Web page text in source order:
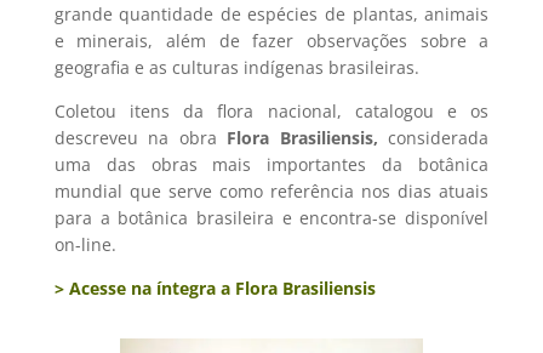
grande quantidade de espécies de plantas, animais
e minerais, além de fazer observações sobre a
geografia e as culturas indígenas brasileiras.
Coletou itens da flora nacional, catalogou e os
descreveu na obra Flora Brasiliensis, considerada
uma das obras mais importantes da botânica
mundial que serve como referência nos dias atuais
para a botânica brasileira e encontra-se disponível
on-line.
> Acesse na íntegra a Flora Brasiliensis